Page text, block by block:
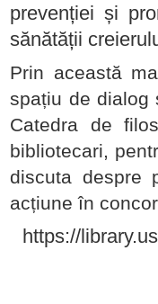
prevenției și
sănătății
Prin această
spațiu de dialog
Catedra de
bibliotecari,
discuta despre
acțiune în
https://